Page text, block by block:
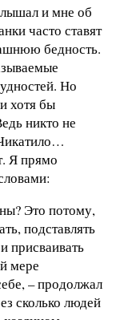
и мне об
часто ставят
бедность.
Но
хотя бы
никто не
Я прямо
Это потому,
подставлять
присваивать
мере
– продолжал
сколько людей